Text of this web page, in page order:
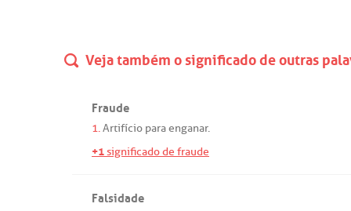
Veja também o significado de outras
Fraude
1.Artifício paraenganar.
+1significado de fraude
Falsidade